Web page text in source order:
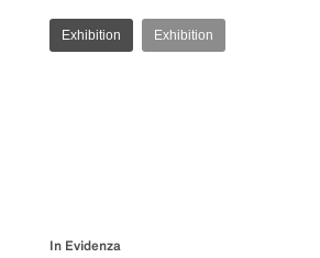
Exhibition Exhibition
In Evidenza